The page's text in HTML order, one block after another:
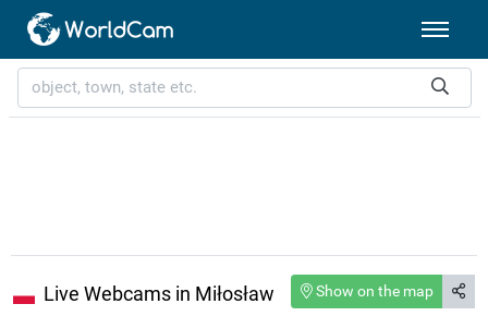
Live Webcams in Miłosław Show on the map